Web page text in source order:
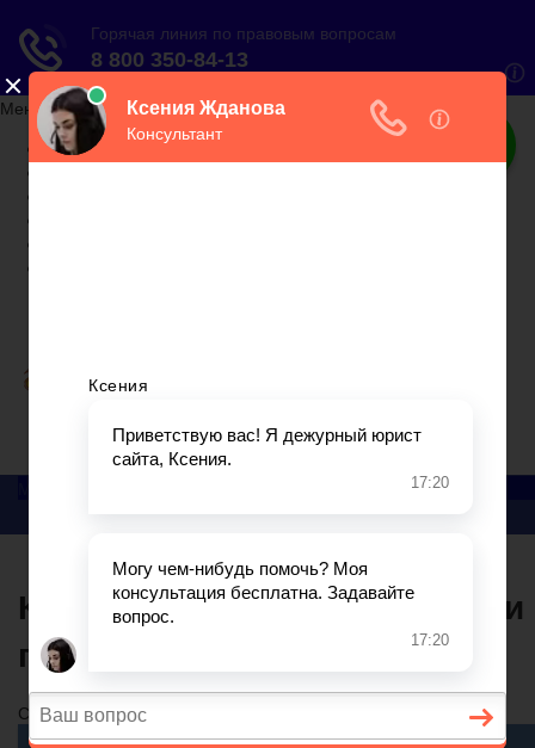
Меню сайта
Главная
О налогах
Как отразить в бухучете и
производства
Содержание